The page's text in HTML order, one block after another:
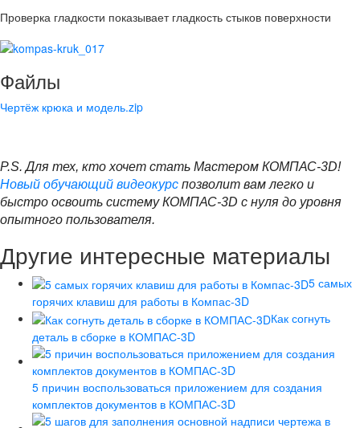
Проверка гладкости показывает гладкость стыков поверхности
Файлы
Чертёж крюка и модель.zip
P.S.Для тех, кто хочет стать Мастером КОМПАС-3D!
Новый обучающий видеокурс позволит вам легко и
быстро освоить систему КОМПАС-3D с нуля до уровня
опытного пользователя.
Другие интересные материалы
5 самых
горячих клавиш для работы в Компас-3D
Как согнуть
деталь в сборке в КОМПАС-3D
5 причин воспользоваться приложением для создания
комплектов документов в КОМПАС-3D